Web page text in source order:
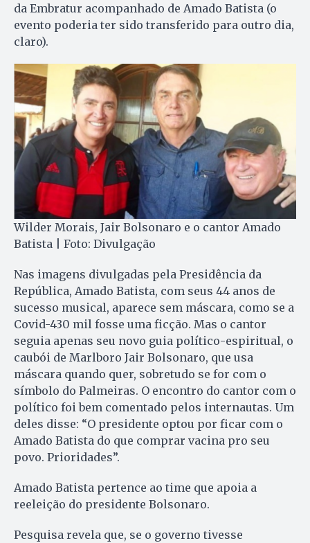
da Embratur acompanhado de Amado Batista (o
evento poderia ter sido transferido para outro dia,
claro).
Wilder Morais, Jair Bolsonaro e o cantor Amado
Batista | Foto: Divulgação
Nas imagens divulgadas pela Presidência da
República, Amado Batista, com seus 44 anos de
sucesso musical, aparece sem máscara, como se a
Covid-430 mil fosse uma ficção. Mas o cantor
seguia apenas seu novo guia político-espiritual, o
caubói de Marlboro Jair Bolsonaro, que usa
máscara quando quer, sobretudo se for com o
símbolo do Palmeiras. O encontro do cantor com o
político foi bem comentado pelos internautas. Um
deles disse: “O presidente optou por ficar com o
Amado Batista do que comprar vacina pro seu
povo. Prioridades”.
Amado Batista pertence ao time que apoia a
reeleição do presidente Bolsonaro.
Pesquisa revela que, se o governo tivesse